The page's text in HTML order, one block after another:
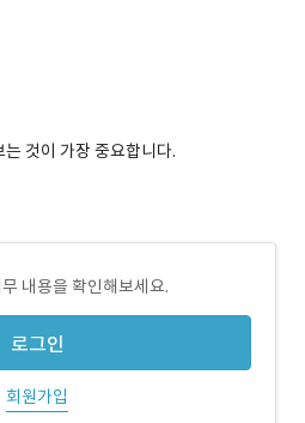
것이 가장 중요합니다.
내용을 확인해보세요.
로그인
회원가입